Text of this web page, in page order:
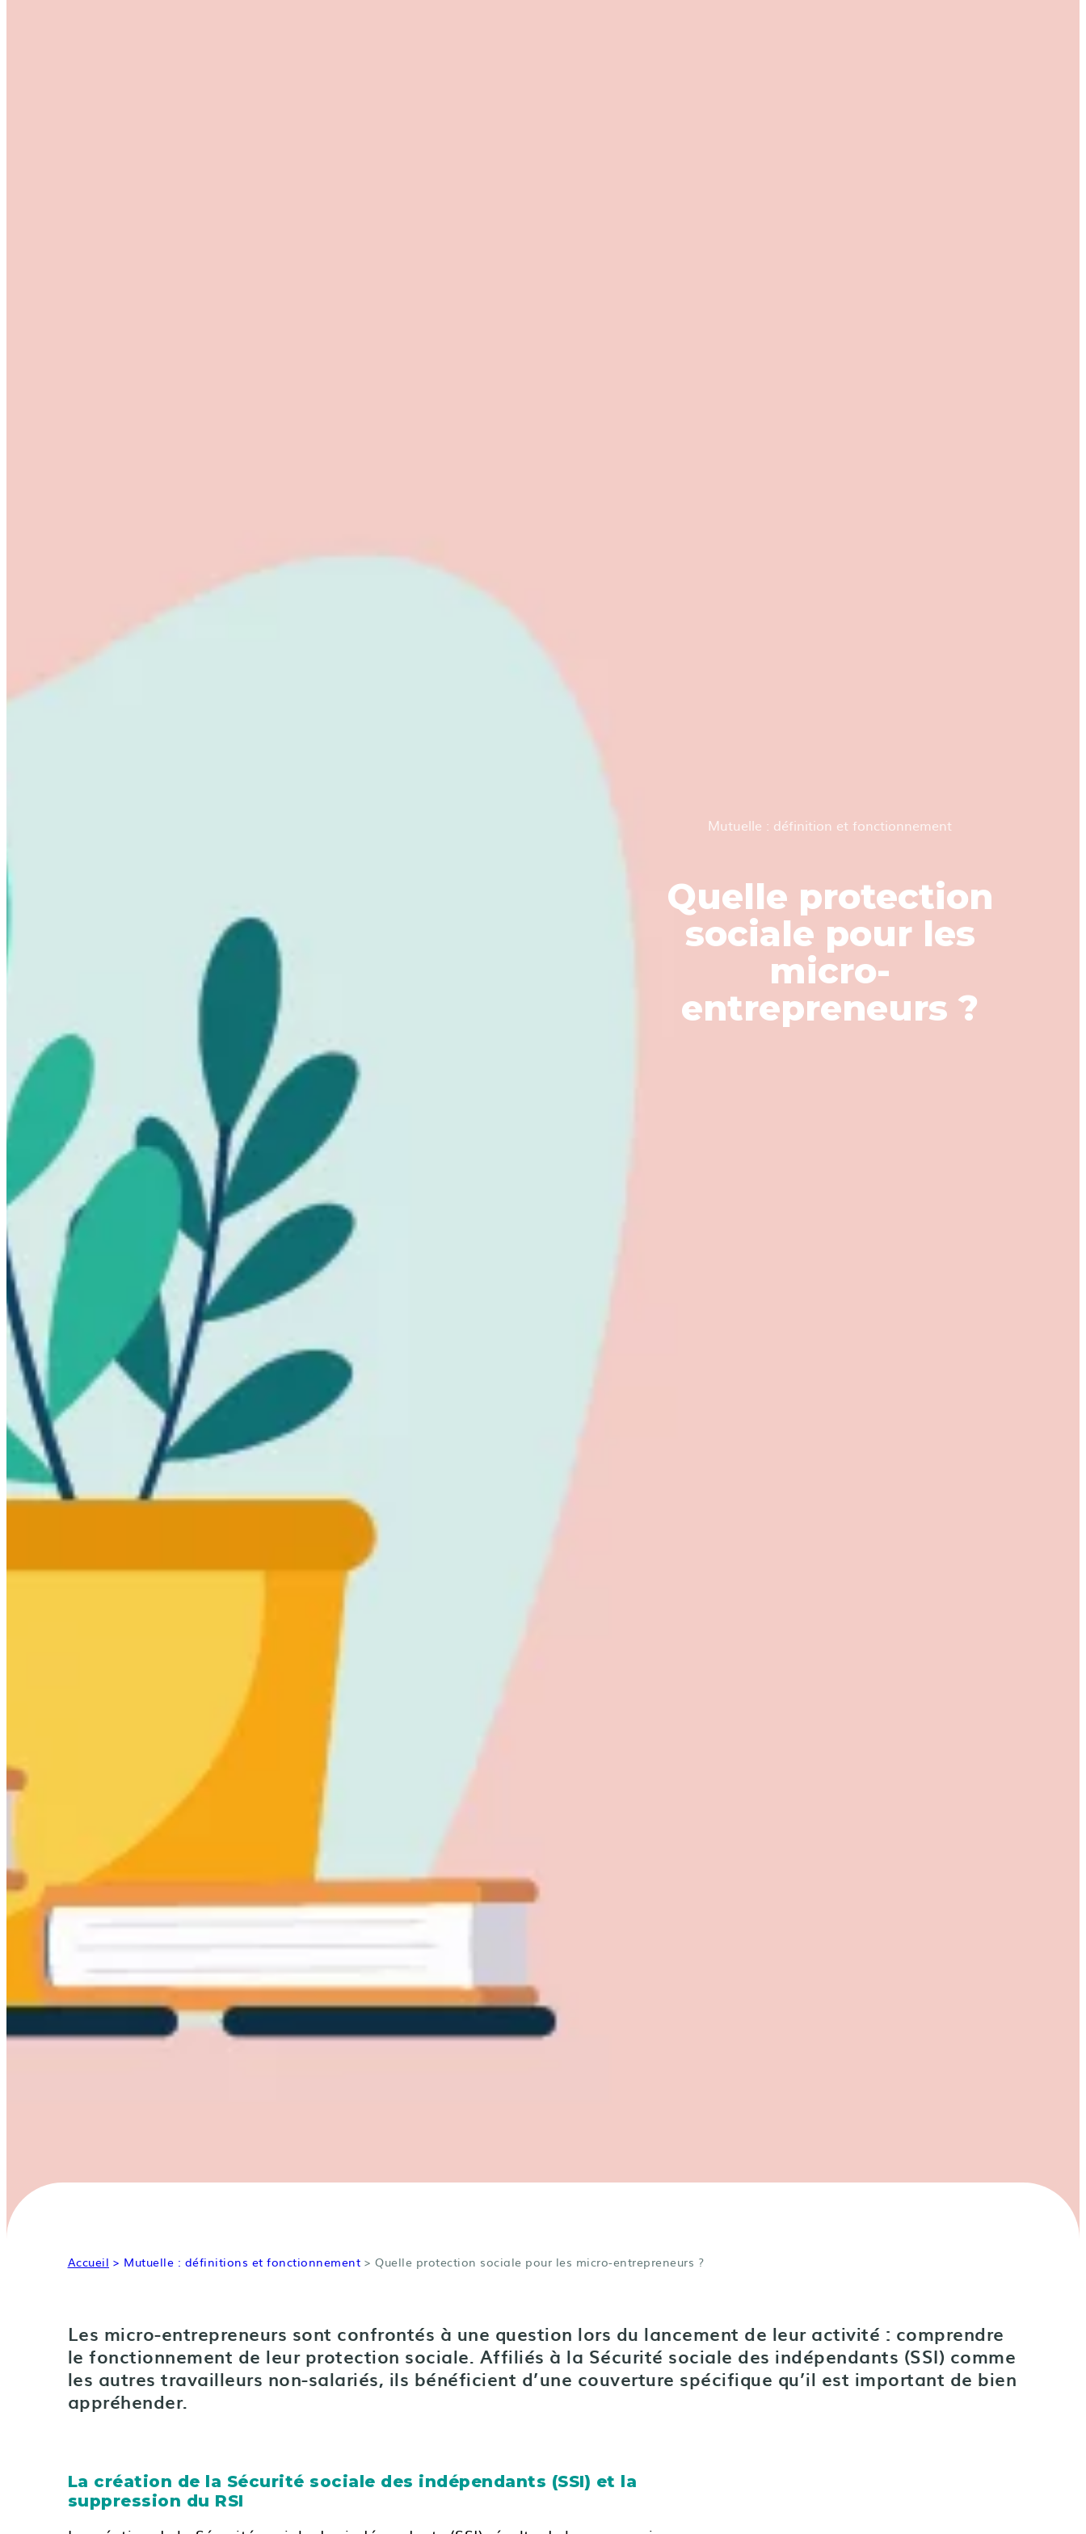
Mutuelle : définition et fonctionnement
Quelle protection
sociale pour les
micro-
entrepreneurs ?
Accueil > Mutuelle : définitions et fonctionnement > Quelle protection sociale pour les micro-entrepreneurs ?
Les micro-entrepreneurs sont confrontés à une question lors du lancement de leur activité : comprendre
le fonctionnement de leur protection sociale. Affiliés à la Sécurité sociale des indépendants (SSI) comme
les autres travailleurs non-salariés, ils bénéficient d’une couverture spécifique qu’il est important de bien
appréhender.
La création de la Sécurité sociale des indépendants (SSI) et la
suppression du RSI